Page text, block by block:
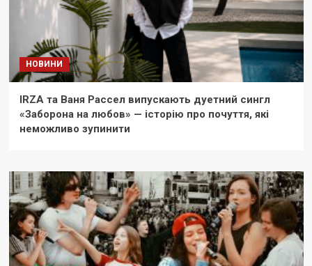
НОВИНИ
IRZA та Ваня Рассел випускають дуетний сингл
«Заборона на любов» — історію про почуття, які
неможливо зупинити